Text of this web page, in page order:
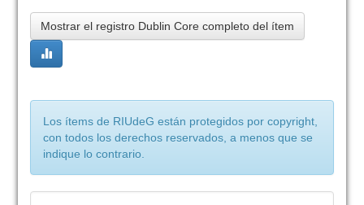
Mostrar el registro Dublin Core completo del ítem
Los ítems de RIUdeG están protegidos por copyright,
con todos los derechos reservados, a menos que se
indique lo contrario.